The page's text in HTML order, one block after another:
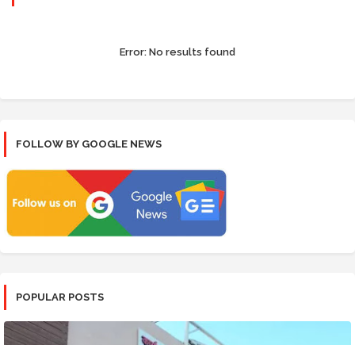
Error: No results found
FOLLOW BY GOOGLE NEWS
POPULAR POSTS